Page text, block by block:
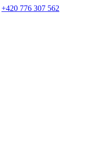
+420 776 307 562